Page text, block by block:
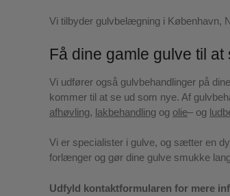
Vi tilbyder gulvbelægning i København,
Få dine gamle gulve til at
Vi udfører også gulvbehandlinger på
kommer til at se ud som nye. Af
afhøvling, lakbehandling og olie– og
Vi er specialister i gulve, og sætter en
forlænger og gør dine gulve smukke
Udfyld kontaktformularen for mere